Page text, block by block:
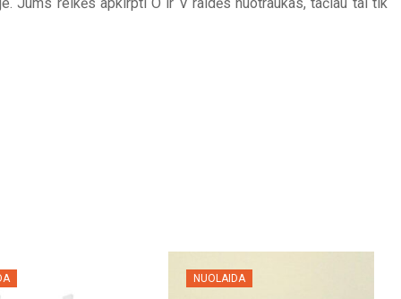
NUOLAIDA